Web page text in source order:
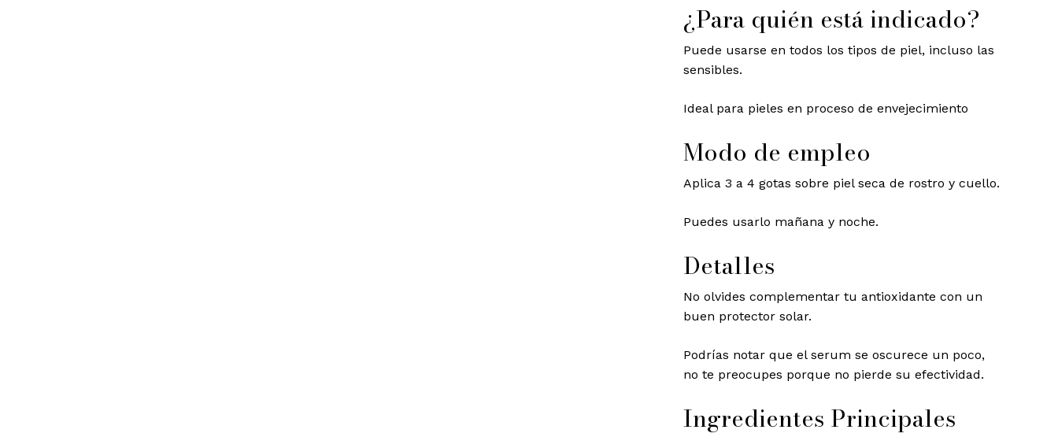
Go to shop
¿Para quién está indicado?
Puede usarse en todos los tipos de piel, incluso las
sensibles.
Ideal para pieles en proceso de envejecimiento
Modo de empleo
Aplica 3 a 4 gotas sobre piel seca de rostro y cuello.
Puedes usarlo mañana y noche.
Detalles
No olvides complementar tu antioxidante con un
buen protector solar.
Podrías notar que el serum se oscurece un poco,
no te preocupes porque no pierde su efectividad.
Ingredientes Principales